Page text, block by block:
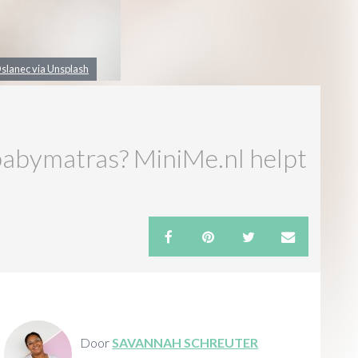
via Unsplash
MiniMe.nl helpt
Door SAVANNAH SCHREUTER